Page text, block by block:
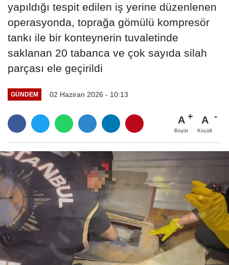
yapıldığı tespit edilen iş yerine düzenlenen
operasyonda, toprağa gömülü kompresör
tankı ile bir konteynerin tuvaletinde
saklanan 20 tabanca ve çok sayıda silah
parçası ele geçirildi
GÜNDEM 02 Haziran 2026 - 10:13
A
Büyüt
A
Küçült